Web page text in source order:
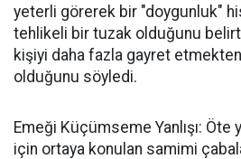
yeterli görerek bir "doygunluk"
tehlikeli bir tuzak olduğunu
kişiyi daha fazla gayret
olduğunu söyledi.
Emeği Küçümseme Yanlışı: Öte
için ortaya konulan samimi